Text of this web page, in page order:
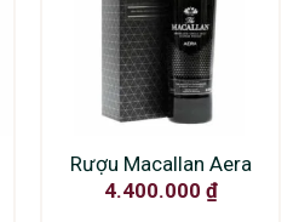
Rượu Macallan Aera
4.400.000 ₫